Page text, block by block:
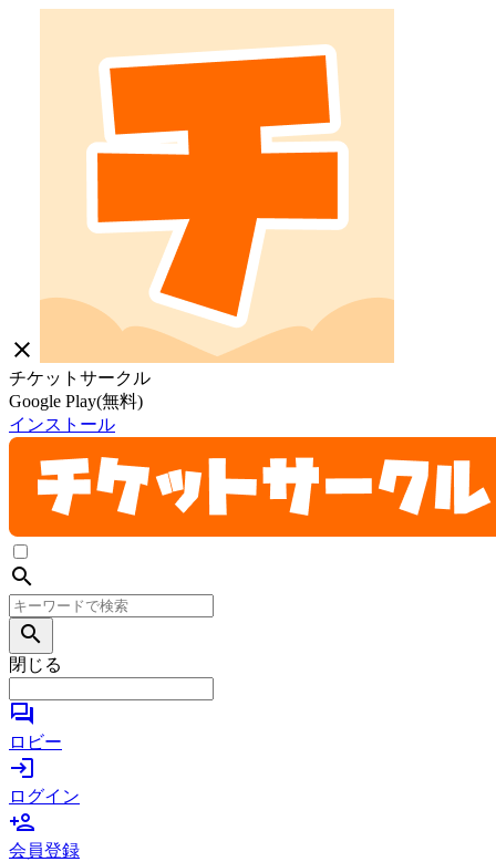
close
チケットサークル
Google Play(無料)
インストール
search
search
閉じる
forum
ロビー
login
ログイン
person_add
会員登録